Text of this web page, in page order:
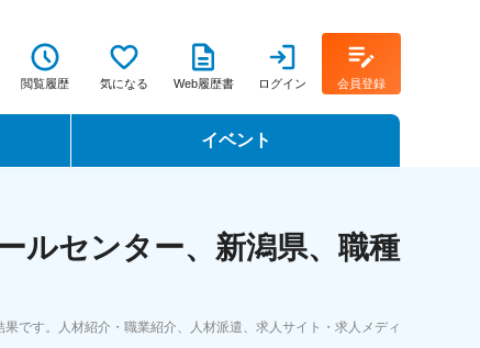
閲覧履歴 気になる Web履歴書 ログイン 会員登録
イベント
転職フェア
ルセンター、新潟県、職種
です。人材紹介・職業紹介、人材派遣、求人サイト・求人メディ